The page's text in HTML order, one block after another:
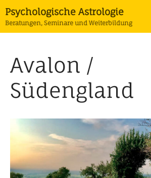
Horoskope
Coaching
Psychologische Astrologie
Beratungen, Seminare und Weiterbildung
Avalon /
Südengland